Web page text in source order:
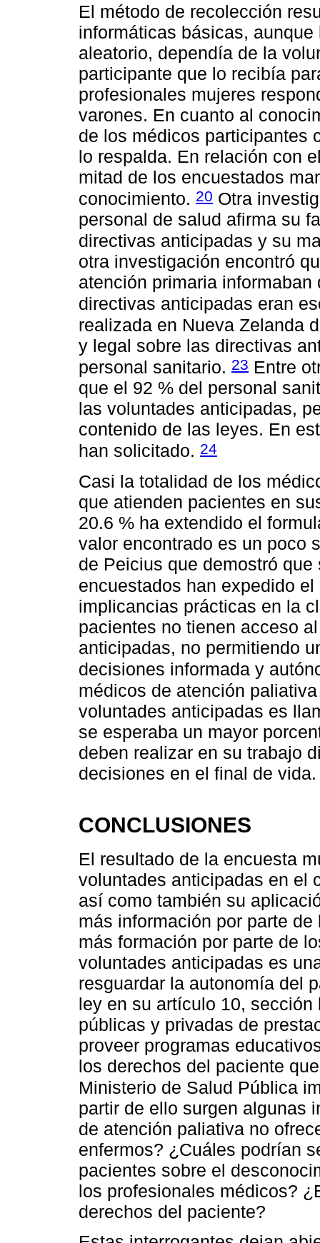
El método de recolección
informáticas básicas,
aleatorio, dependía de la
participante que lo recibía
profesionales mujeres
varones. En cuanto al
de los médicos participantes
lo respalda. En relación con
mitad de los encuestados
conocimiento. 20 Otra
personal de salud afirma su
directivas anticipadas y su
otra investigación encontró
atención primaria
directivas anticipadas eran
realizada en Nueva Zelanda
y legal sobre las directivas
personal sanitario. 23 Entre
que el 92 % del personal
las voluntades anticipadas,
contenido de las leyes. En
han solicitado. 24
Casi la totalidad de los
que atienden pacientes en
20.6 % ha extendido el
valor encontrado es un poco
de Peicius que demostró
encuestados han expedido
implicancias prácticas en la
pacientes no tienen acceso
anticipadas, no permitiendo
decisiones informada y
médicos de atención
voluntades anticipadas es
se esperaba un mayor
deben realizar en su trabajo
decisiones en el final de vida.
CONCLUSIONES
El resultado de la encuesta
voluntades anticipadas en el
así como también su
más información por parte
más formación por parte de
voluntades anticipadas es
resguardar la autonomía del
ley en su artículo 10,
públicas y privadas de
proveer programas
los derechos del paciente
Ministerio de Salud Pública
partir de ello surgen algunas
de atención paliativa no
enfermos? ¿Cuáles podrían
pacientes sobre el
los profesionales médicos?
derechos del paciente?